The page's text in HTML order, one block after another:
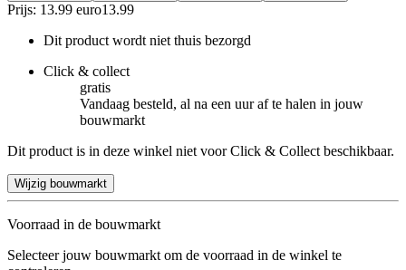
Prijs: 13.99 euro13.99
Dit product wordt niet thuis bezorgd
Click & collect
gratis
Vandaag besteld, al na een uur af te halen in jouw
bouwmarkt
Dit product is in deze winkel niet voor Click & Collect beschikbaar.
Wijzig bouwmarkt
Voorraad in de bouwmarkt
Selecteer jouw bouwmarkt om de voorraad in de winkel te